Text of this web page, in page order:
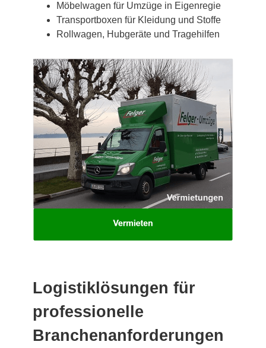
Möbelwagen für Umzüge in Eigenregie
Transportboxen für Kleidung und Stoffe
Rollwagen, Hubgeräte und Tragehilfen
Logistiklösungen für
professionelle
Branchenanforderungen